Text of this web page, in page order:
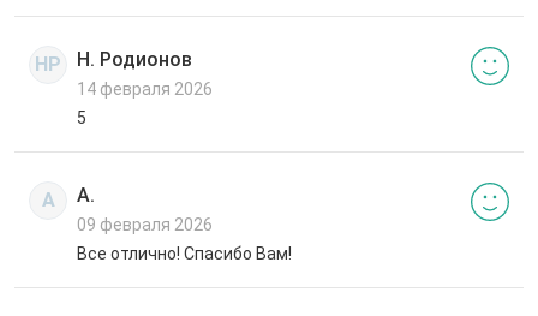
НР Н. Родионов
14 февраля 2026
5
А А.
09 февраля 2026
Все отлично! Спасибо Вам!